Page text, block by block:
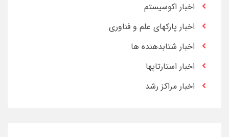
اخبار اکوسیستم
اخبار پارکهای علم و فناوری
اخبار شتابدهنده ها
اخبار استارتاپها
اخبار مراکز رشد